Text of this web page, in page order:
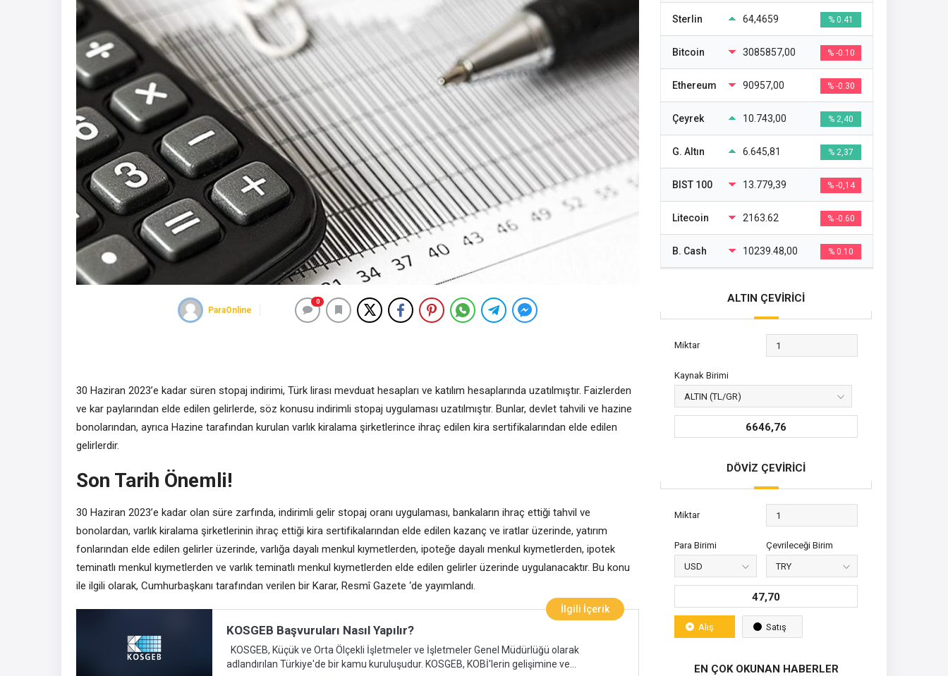
ParaOnline
0
30 Haziran 2023’e kadar süren stopaj indirimi, Türk lirası mevduat hesapları ve katılım hesaplarında uzatılmıştır. Faizlerden
ve kar paylarından elde edilen gelirlerde, söz konusu indirimli stopaj uygulaması uzatılmıştır. Bunlar, devlet tahvili ve hazine
bonolarından, ayrıca Hazine tarafından kurulan varlık kiralama şirketlerince ihraç edilen kira sertifikalarından elde edilen
gelirlerdir.
Son Tarih Önemli!
30 Haziran 2023’e kadar olan süre zarfında, indirimli gelir stopaj oranı uygulaması, bankaların ihraç ettiği tahvil ve
bonolardan, varlık kiralama şirketlerinin ihraç ettiği kira sertifikalarından elde edilen kazanç ve iratlar üzerinde, yatırım
fonlarından elde edilen gelirler üzerinde, varlığa dayalı menkul kıymetlerden, ipoteğe dayalı menkul kıymetlerden, ipotek
teminatlı menkul kıymetlerden ve varlık teminatlı menkul kıymetlerden elde edilen gelirler üzerinde uygulanacaktır. Bu konu
ile ilgili olarak, Cumhurbaşkanı tarafından verilen bir Karar, Resmî Gazete ‘de yayımlandı.
KOSGEB Başvuruları Nasıl Yapılır?
adlandırılan Türkiye'de bir kamu kuruluşudur. KOSGEB, KOBİ'lerin gelişimine ve
İlgili İçerik
Sterlin 64,4659 % 0.41
Bitcoin 3085857,00 % -0.10
Ethereum 90957,00 % -0.30
Çeyrek 10.743,00 % 2,40
G. Altın 6.645,81 % 2,37
BIST 100 13.779,39 % -0,14
Litecoin 2163.62 % -0.60
B. Cash 10239.48,00 % 0.10
ALTIN ÇEVİRİCİ
Miktar
Kaynak Birimi
6646,76
DÖVİZ ÇEVİRİCİ
Miktar
Para Birimi Çevrileceği Birim
47,70
Alış Satış
EN ÇOK OKUNAN HABERLER